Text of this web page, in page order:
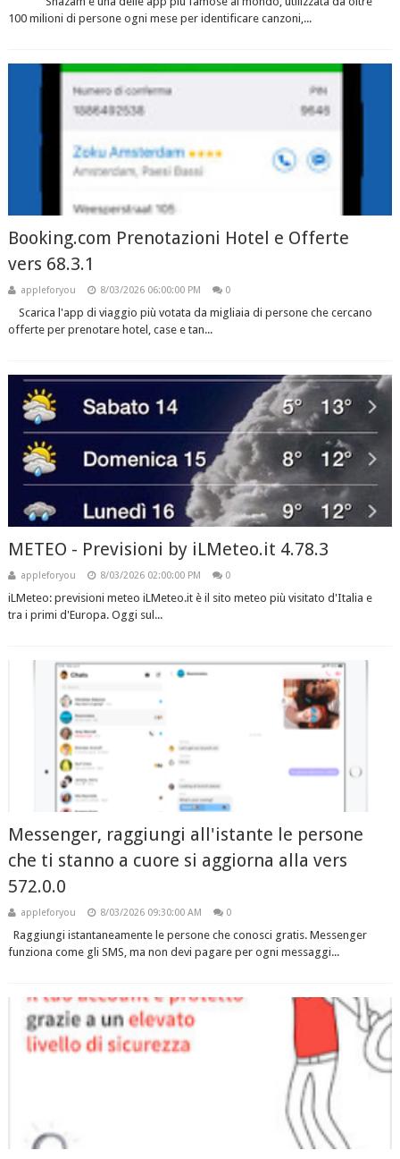
100 milioni di persone ogni mese per identificare canzoni,...
Booking.com Prenotazioni Hotel e Offerte
vers 68.3.1
appleforyou 8/03/2026 06:00:00 PM 0
Scarica l'app di viaggio più votata da migliaia di persone che cercano
offerte per prenotare hotel, case e tan...
METEO - Previsioni by iLMeteo.it 4.78.3
appleforyou 8/03/2026 02:00:00 PM 0
iLMeteo: previsioni meteo iLMeteo.it è il sito meteo più visitato d'Italia e
tra i primi d'Europa. Oggi sul...
Messenger, raggiungi all'istante le persone
che ti stanno a cuore si aggiorna alla vers
572.0.0
appleforyou 8/03/2026 09:30:00 AM 0
Raggiungi istantaneamente le persone che conosci gratis. Messenger
funziona come gli SMS, ma non devi pagare per ogni messaggi...